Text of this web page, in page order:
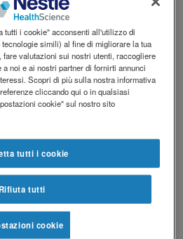
VIA
Chi siamo
tutti i cookie" acconsenti all'utilizzo di
simili) al fine di migliorare la tua
fare valutazioni sui nostri utenti, raccogliere
noi e ai nostri partner di fornirti annunci
Scopri di più sulla nostra informativa
cliccando qui o in qualsiasi
cookie" sul nostro sito
Rifiuta tutti
tutti i cookie
cookie